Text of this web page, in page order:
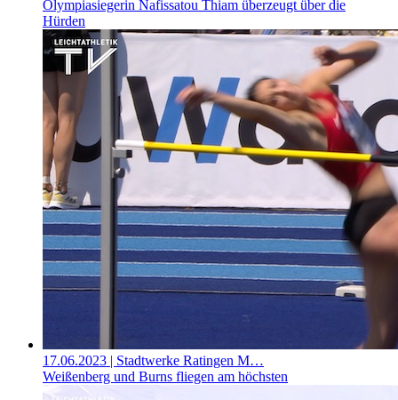
Olympiasiegerin Nafissatou Thiam überzeugt über die
Hürden
17.06.2023 | Stadtwerke Ratingen M…
Weißenberg und Burns fliegen am höchsten